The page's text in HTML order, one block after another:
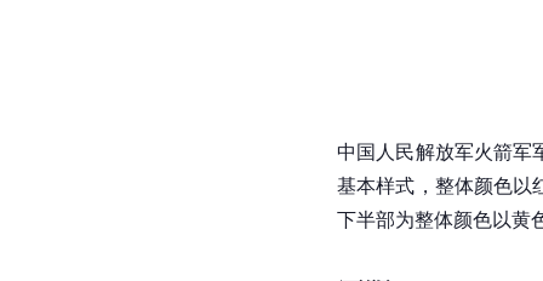
中国人民解放军火箭军
基本样式，整体颜色以
下半部为整体颜色以黄